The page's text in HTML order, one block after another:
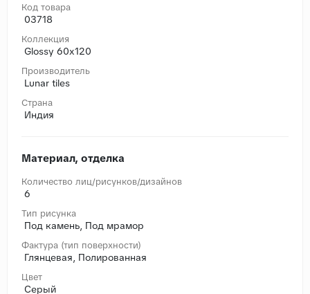
Код товара
03718
Коллекция
Glossy 60x120
Производитель
Lunar tiles
Страна
Индия
Материал, отделка
Количество лиц/рисунков/дизайнов
6
Тип рисунка
Под камень, Под мрамор
Фактура (тип поверхности)
Глянцевая, Полированная
Цвет
Серый